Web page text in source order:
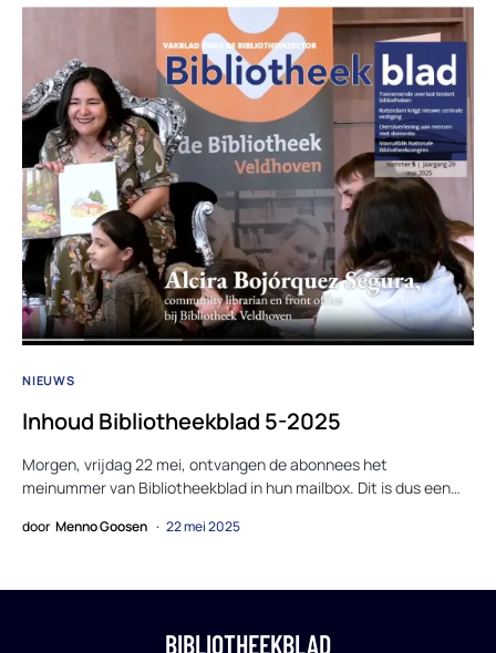
NIEUWS
Inhoud Bibliotheekblad 5-2025
Morgen, vrijdag 22 mei, ontvangen de abonnees het
meinummer van Bibliotheekblad in hun mailbox. Dit is dus een…
door Menno Goosen 22 mei 2025
BIBLIOTHEEKBLAD